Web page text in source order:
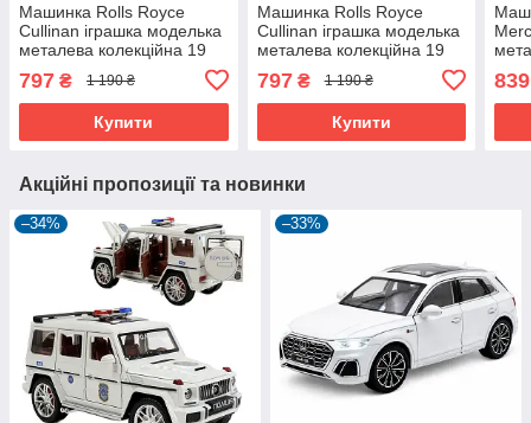
Машинка Rolls Royce
Cullinan іграшка моделька
металева колекційна 19
797 ₴ 1 190 ₴
Купити
Машинка Rolls Royce
Cullinan іграшка моделька
металева колекційна 19
797₴ 1 190 ₴
Купити
см
839
Акційні пропозиції та новинки
–34% –33%